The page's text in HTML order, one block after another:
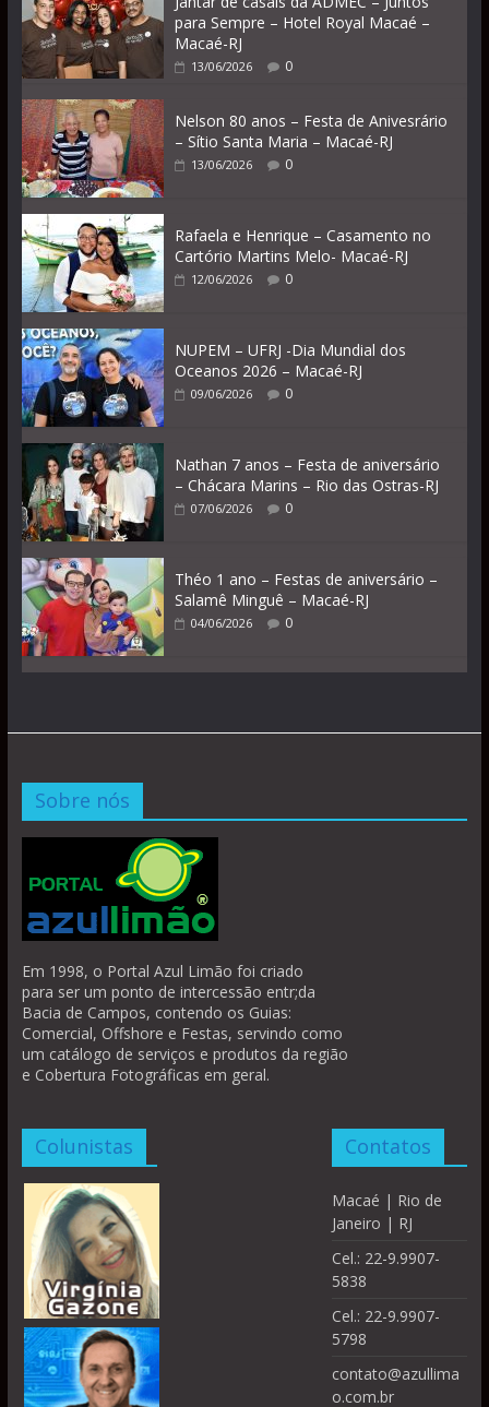
para Sempre – Hotel Royal Macaé –
Macaé-RJ
13/06/2026 0
Nelson 80 anos – Festa de Anivesrário
– Sítio Santa Maria – Macaé-RJ
13/06/2026 0
Rafaela e Henrique – Casamento no
Cartório Martins Melo- Macaé-RJ
12/06/2026 0
NUPEM – UFRJ -Dia Mundial dos
Oceanos 2026 – Macaé-RJ
09/06/2026 0
Nathan 7 anos – Festa de aniversário
– Chácara Marins – Rio das Ostras-RJ
07/06/2026 0
Théo 1 ano – Festas de aniversário –
Salamê Minguê – Macaé-RJ
04/06/2026 0
Sobre nós
Em 1998, o Portal Azul Limão foi criado
para ser um ponto de intercessão entr;da
Bacia de Campos, contendo os Guias:
Comercial, Offshore e Festas, servindo como
um catálogo de serviços e produtos da região
e Cobertura Fotográficas em geral.
Colunistas Contatos
Macaé | Rio de
Janeiro | RJ
Cel.: 22-9.9907-
5838
Cel.: 22-9.9907-
5798
contato@azullima
o.com.br